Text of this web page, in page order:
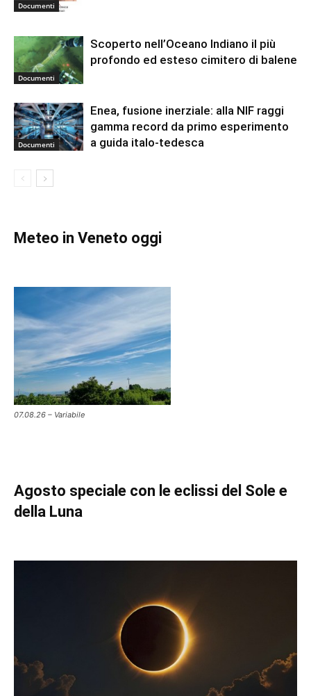
Documenti
Documenti
Scoperto nell’Oceano Indiano il più
profondo ed esteso cimitero di balene
Documenti
Enea, fusione inerziale: alla NIF raggi
gamma record da primo esperimento
a guida italo-tedesca
Meteo in Veneto oggi
07.08.26 – Variabile
Agosto speciale con le eclissi del Sole e
della Luna